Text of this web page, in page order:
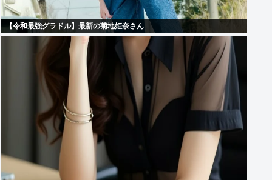
【令和最強グラドル】最新の菊地姫奈さん